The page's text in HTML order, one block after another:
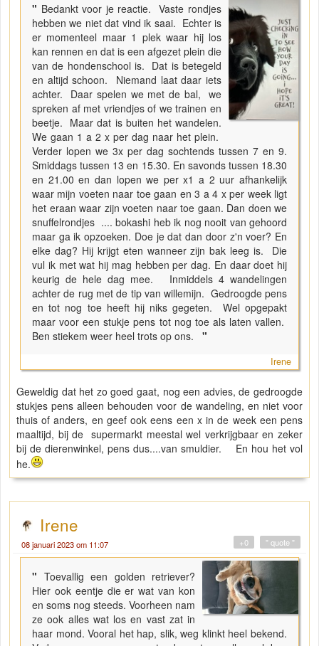
" Bedankt voor je reactie. Vaste rondjes
hebben we niet dat vind ik saai. Echter is
er momenteel maar 1 plek waar hij los
kan rennen en dat is een afgezet plein die
van de hondenschool is. Dat is betegeld
en altijd schoon. Niemand laat daar iets
achter. Daar spelen we met de bal, we
spreken af met vriendjes of we trainen en
beetje. Maar dat is buiten het wandelen.
We gaan 1 a 2 x per dag naar het plein.
Verder lopen we 3x per dag sochtends tussen 7 en 9.
Smiddags tussen 13 en 15.30. En savonds tussen 18.30
en 21.00 en dan lopen we per x1 a 2 uur afhankelijk
waar mijn voeten naar toe gaan en 3 a 4 x per week ligt
het eraan waar zijn voeten naar toe gaan. Dan doen we
snuffelrondjes .... bokashi heb ik nog nooit van gehoord
maar ga ik opzoeken. Doe je dat dan door z'n voer? En
elke dag? Hij krijgt eten wanneer zijn bak leeg is. Die
vul ik met wat hij mag hebben per dag. En daar doet hij
keurig de hele dag mee. Inmiddels 4 wandelingen
achter de rug met de tip van willemijn. Gedroogde pens
en tot nog toe heeft hij niks gegeten. Wel opgepakt
maar voor een stukje pens tot nog toe als laten vallen.
Ben stiekem weer heel trots op ons.
"
Irene
Geweldig dat het zo goed gaat, nog een advies, de gedroogde
stukjes pens alleen behouden voor de wandeling, en niet voor
thuis of anders, en geef ook eens een x in de week een pens
maaltijd, bij de supermarkt meestal wel verkrijgbaar en zeker
bij de dierenwinkel, pens dus....van smuldier. En hou het vol
he.
Irene
08 januari 2023 om 11:07 " quote "
+0
" Toevallig een golden retriever?
Hier ook eentje die er wat van kon
en soms nog steeds. Voorheen nam
ze ook alles wat los en vast zat in
haar mond. Vooral het hap, slik, weg klinkt heel bekend.